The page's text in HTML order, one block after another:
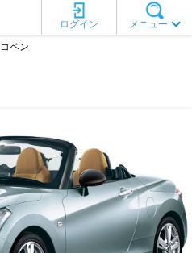
メニュー
ログイン
コペン